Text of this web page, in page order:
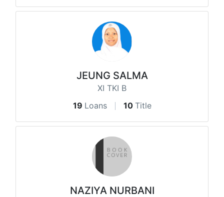
JEUNG SALMA
XI TKI B
19 Loans 10 Title
NAZIYA NURBANI